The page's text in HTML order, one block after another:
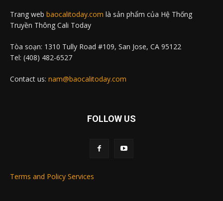
Trang web baocalitoday.com là sản phẩm của Hệ Thống
Truyền Thông Cali Today
Tòa soạn: 1310 Tully Road #109, San Jose, CA 95122
Tel: (408) 482-6527
Contact us: nam@baocalitoday.com
FOLLOW US
Terms and Policy Services